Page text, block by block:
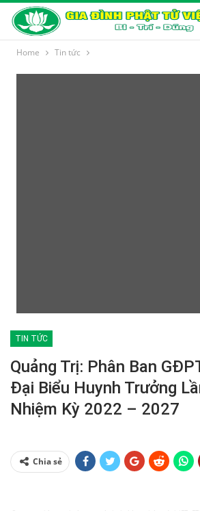
Home Tin tức
TIN TỨC
Quảng Trị: Phân Ban
Đại Biểu Huynh Trưởng
Nhiệm Kỳ 2022 – 2027
Chia sẻ